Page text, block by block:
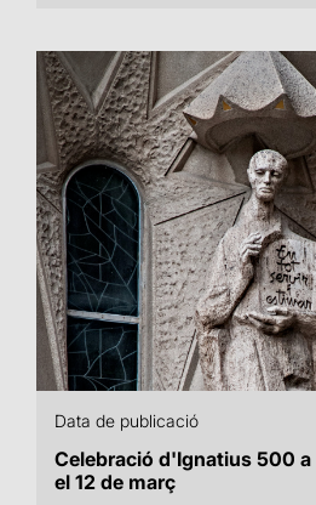
Data de publicació
Celebració d'Ignatius 500 a
el 12 de març